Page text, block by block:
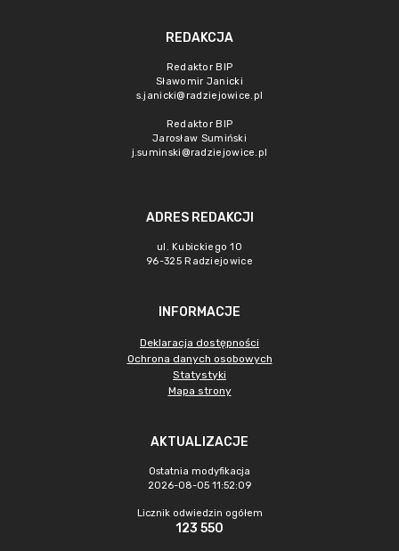
REDAKCJA
Redaktor BIP
Sławomir Janicki
s.janicki@radziejowice.pl
Redaktor BIP
Jarosław Sumiński
j.suminski@radziejowice.pl
ADRES REDAKCJI
ul. Kubickiego 10
96-325 Radziejowice
INFORMACJE
Deklaracja dostępności
Ochrona danych osobowych
Statystyki
Mapa strony
AKTUALIZACJE
Ostatnia modyfikacja
2026-08-05 11:52:09
Licznik odwiedzin ogółem
123 550